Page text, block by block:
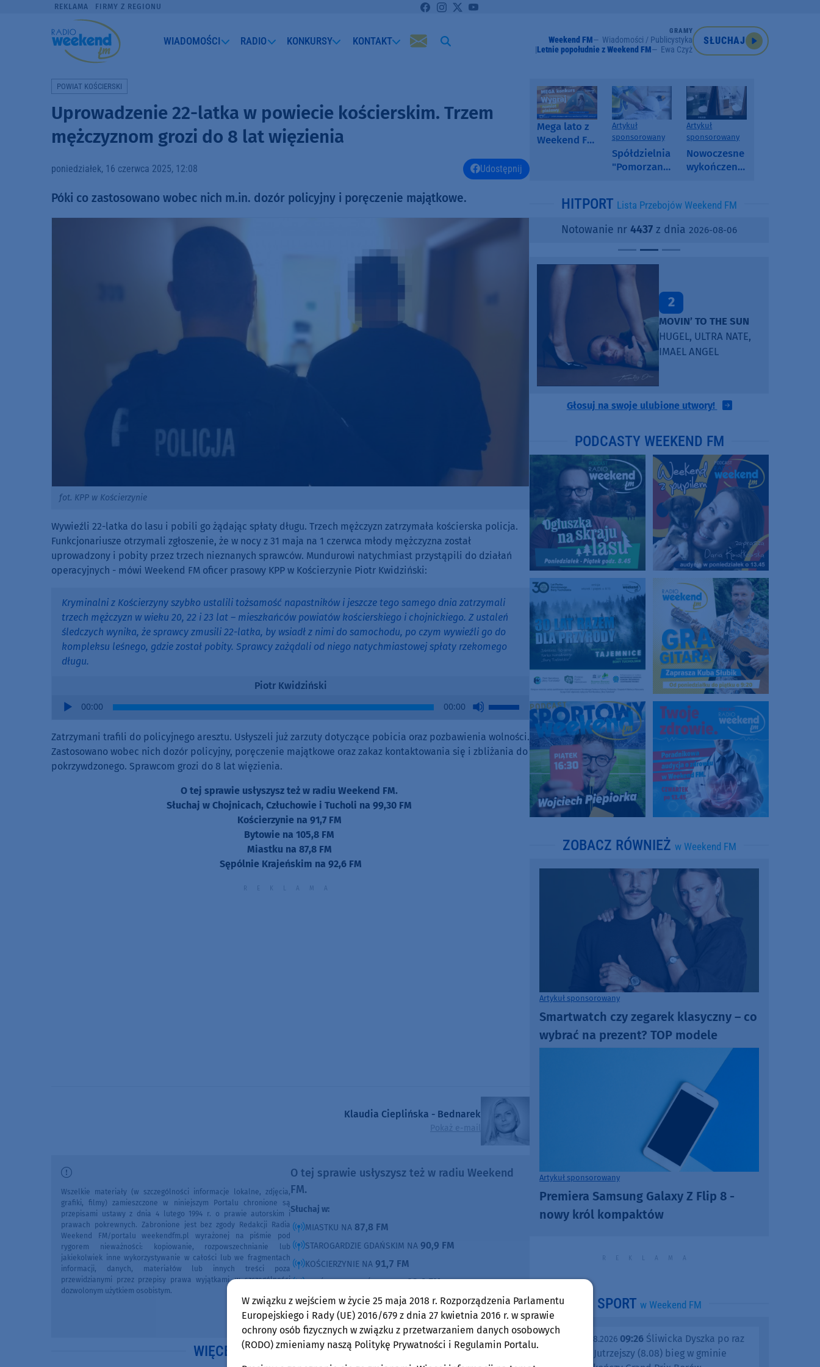
REKLAMA FIRMY Z REGIONU
WIADOMOŚCI RADIO KONKURSY KONTAKT
GRAMY
Weekend FM
Wiadomości / Publicystyka
Letnie popołudnie z Weekend FM
Ewa Czyż
SŁUCHAJ
POWIAT KOŚCIERSKI
Uprowadzenie 22-latka w powiecie kościerskim. Trzem
mężczyznom grozi do 8 lat więzienia
poniedziałek, 16 czerwca 2025, 12:08 Udostępnij
Póki co zastosowano wobec nich m.in. dozór policyjny i poręczenie majątkowe.
fot. KPP w Kościerzynie
Wywieźli 22-latka do lasu i pobili go żądając spłaty długu. Trzech mężczyzn zatrzymała kościerska policja.
Funkcjonariusze otrzymali zgłoszenie, że w nocy z 31 maja na 1 czerwca młody mężczyzna został
uprowadzony i pobity przez trzech nieznanych sprawców. Mundurowi natychmiast przystąpili do działań
operacyjnych - mówi Weekend FM oficer prasowy KPP w Kościerzynie Piotr Kwidziński:
Kryminalni z Kościerzyny szybko ustalili tożsamość napastników i jeszcze tego samego dnia zatrzymali
trzech mężczyzn w wieku 20, 22 i 23 lat – mieszkańców powiatów kościerskiego i chojnickiego. Z ustaleń
śledczych wynika, że sprawcy zmusili 22-latka, by wsiadł z nimi do samochodu, po czym wywieźli go do
kompleksu leśnego, gdzie został pobity. Sprawcy zażądali od niego natychmiastowej spłaty rzekomego
długu.
Piotr Kwidziński
Audio
00:00 00:00
Use
Up/Down
Arrow
keys
Zatrzymani trafili do policyjnego aresztu. Usłyszeli już zarzuty dotyczące pobicia oraz pozbawienia wolności.
Zastosowano wobec nich dozór policyjny, poręczenie majątkowe oraz zakaz kontaktowania się i zbliżania do
pokrzywdzonego. Sprawcom grozi do 8 lat więzienia.
O tej sprawie usłyszysz też w radiu Weekend FM.
Słuchaj w Chojnicach, Człuchowie i Tucholi na 99,30 FM
Kościerzynie na 91,7 FM
Bytowie na 105,8 FM
Miastku na 87,8 FM
Sępólnie Krajeńskim na 92,6 FM
Klaudia Cieplińska - Bednarek
Pokaż e-mail
O tej sprawie usłyszysz też w radiu Weekend
FM.
Słuchaj w:
MIASTKU NA 87,8 FM
STAROGARDZIE GDAŃSKIM NA 90,9 FM
KOŚCIERZYNIE NA 91,7 FM
SĘPÓLNIE KRAJEŃSKIM NA92,6 FM
CHOJNICACH, CZŁUCHOWIE I TUCHOLI NA99,30 FM
BYTOWIE NA 105,8 FM
Wszelkie materiały (w szczególności informacje lokalne, zdjęcia,
grafiki, filmy) zamieszczone w niniejszym Portalu chronione są
przepisami ustawy z dnia 4 lutego 1994 r. o prawie autorskim i
prawach pokrewnych. Zabronione jest bez zgody Redakcji Radia
Weekend FM/portalu weekendfm.pl wyrażonej na piśmie pod
rygorem nieważności: kopiowanie, rozpowszechnianie lub
jakiekolwiek inne wykorzystywanie w całości lub we fragmentach
informacji, danych, materiałów lub innych treści poza
przewidzianymi przez przepisy prawa wyjątkami, w szczególności
dozwolonym użytkiem osobistym.
WIĘCEJ WIADOMOŚCI w Weekend FM
Mega lato z
Weekend FM
Artykuł
sponsorowany
Spółdzielnia
"Pomorzanka"
informuje o
i ofertach
najmu
Artykuł
sponsorowany
Nowoczesne
wykończenia
SPC, WPC i
kamienny
HITPORT Lista Przebojów Weekend FM
Notowanie nr 4437 z dnia 2026-08-06
2
MOVIN’ TO THE SUN
HUGEL, ULTRA NATE,
IMAEL ANGEL
Głosuj na swoje ulubione utwory!
PODCASTY WEEKEND FM
ZOBACZ RÓWNIEŻ w Weekend FM
Artykuł sponsorowany
Smartwatch czy zegarek klasyczny – co
wybrać na prezent? TOP modele
Artykuł sponsorowany
Premiera Samsung Galaxy Z Flip 8 -
nowy król kompaktów
SPORT w Weekend FM
piątek, 07.08.2026 09:26 Śliwicka Dyszka po raz
dziesiąty. Jutrzejszy (8.08) bieg w gminie
W związku z wejściem w życie 25 maja 2018 r. Rozporządzenia Parlamentu
Europejskiego i Rady (UE) 2016/679 z dnia 27 kwietnia 2016 r. w sprawie
ochrony osób fizycznych w związku z przetwarzaniem danych osobowych
(RODO) zmieniamy naszą Politykę Prywatności i Regulamin Portalu.